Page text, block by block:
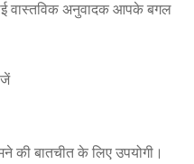
वास्तविक अनुवादक आपके बगल
बातचीत के लिए उपयोगी।